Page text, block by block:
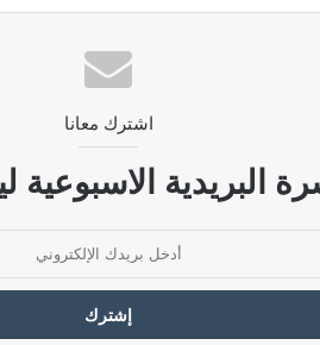
اشترك معانا
البريدية الاسبوعية